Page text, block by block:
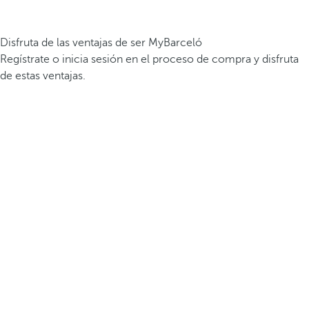
Disfruta de las ventajas de ser MyBarceló
Regístrate o inicia sesión en el proceso de compra y disfruta
de estas ventajas.